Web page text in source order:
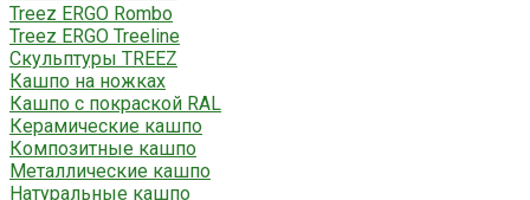
Treez ERGO Rombo
Treez ERGO Treeline
Скульптуры TREEZ
Кашпо на ножках
Кашпо с покраской RAL
Керамические кашпо
Композитные кашпо
Металлические кашпо
Натуральные кашпо